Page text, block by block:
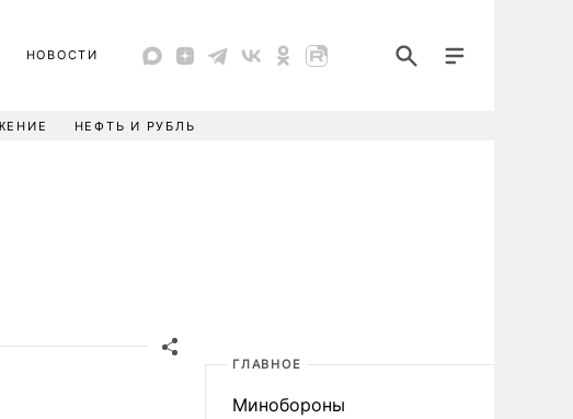
НОВОСТИ
НЕФТЬ И РУБЛЬ
ГЛАВНОЕ
Минобороны